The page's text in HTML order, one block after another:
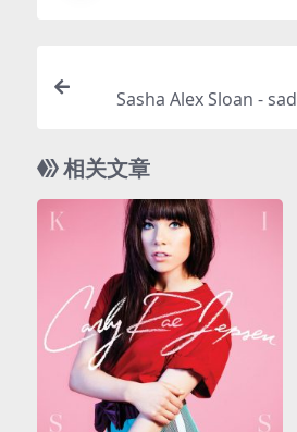
Sasha Alex Sloan -
相关文章